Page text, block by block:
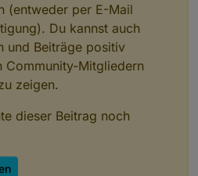
(entweder per E-Mail
Du kannst auch
und Beiträge positiv
Community-Mitgliedern
zeigen.
dieser Beitrag noch